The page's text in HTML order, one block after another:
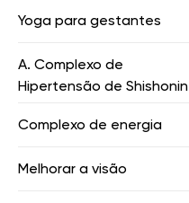
Yoga para gestantes
A. Complexo de
Hipertensão de Shishonin
Complexo de energia
Melhorar a visão